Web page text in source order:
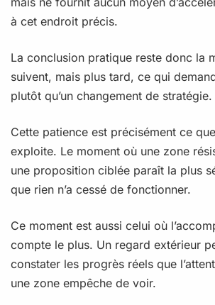
à cet endroit précis.
La conclusion pratique reste donc la
suivent, mais plus tard, ce qui
plutôt qu’un changement de stratégie.
Cette patience est précisément ce
exploite. Le moment où une zone
une proposition ciblée paraît la plus
que rien n’a cessé de fonctionner.
Ce moment est aussi celui où
compte le plus. Un regard extérieur
constater les progrès réels que
une zone empêche de voir.